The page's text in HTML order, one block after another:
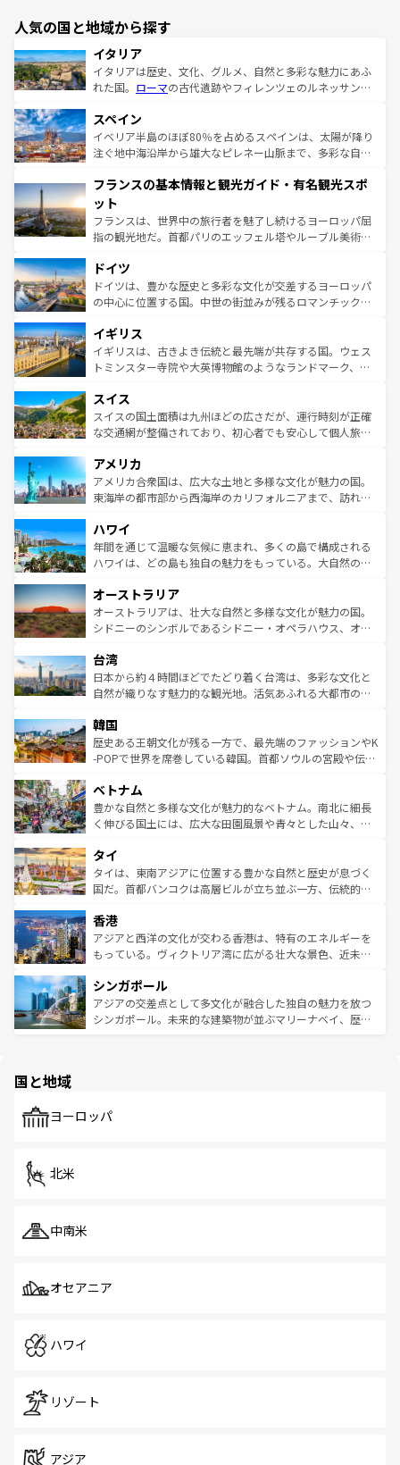
人気の国と地域から探す
イタリア
イタリアは歴史、文化、グルメ、自然と多彩な魅力にあふ
れた国。 ローマの古代遺跡やフィレンツェのルネッサンス
ろん、トスカーナの美しい田園風景やアマルフィ海岸の絶
景など、自然景観も見逃せない。観光の合間には、本場の
ピザやパスタなど、絶品のイタリア料理を堪能することも
ませてくれるイタリアで、忘れられない旅をしてみよう！
なお、新着のイタリア情報は
しい。
スペイン
イベリア半島のほぼ80％を占めるスペインは、太陽が降り
注ぐ地中海沿岸から雄大なピレネー山脈まで、多彩な自然
文化が根付くこの国では、情熱的なフラメンコ、熱気あふ
れる闘牛、そして美味しいタパスが生活の一部となってい
る。首都マドリードの洗練された雰囲気や、バルセロナの
アートに溢れた街角から、地方では古代ローマ遺跡や中世
せる。地方によって風土や気候が異なるスペインはその個
性で訪れる人を魅了する。 なお、新着のスペイン情報は コ
ンテンツ一覧を参照してほしい。
フランスの基本情報と観光ガイド・有名観光スポ
ット
フランスは、世界中の旅行者を魅了し続けるヨーロッパ屈
指の観光地だ。首都パリのエッフェル塔やルーブル美術館
で、幅広い魅力が詰まっている。華麗な宮殿、歴史的な大
聖堂、美しいビーチ、そして豊かな自然が、訪れる者を心
から魅了する。また、フランスは美食の国としても知ら
いる。シャンパンの発祥地であるランス、プロヴァンスの
香り高いラベンダー畑など、多彩な楽しみ方が可能だ。さ
らに、パリ以外の地域にも魅力が溢れており、どの街角に
れる地方に足を運ぶとそれぞれで全く異なる文化を体験で
きるだろう。 なお、新着のフランス情報はコンテンツ一覧
を参照してほしい。
ドイツ
ドイツは、豊かな歴史と多彩な文化が交差するヨーロッパ
の中心に位置する国。中世の街並みが残るロマンチック街
顔を持つこの国は、どこを歩いても飽きることがない。ベ
ルリンの文化的活気、バイエルン州のアルプスの絶景、そ
してライン川沿いのワイン畑といった風景は必見。ビール
は、お酒好きな人にはぜひ体験してほしい。 なお、新着の
ドイツ情報はコンテンツ一覧を参照してほしい。
イギリス
イギリスは、古きよき伝統と最先端が共存する国。ウェス
トミンスター寺院や大英博物館のようなランドマーク、歴
リアごとに異なる魅力がある。また、優雅なアフタヌーン
ティー、ビール好きにはたまらない英国パブ、サッカー観
戦など、本場だからこそできる体験も豊富。イギリスを旅
ンツ一覧を参照してほしい。
スイス
スイスの国土面積は九州ほどの広さだが、運行時刻が正確
な交通網が整備されており、初心者でも安心して個人旅行
の建物がそのまま残る町や、スイスならではのユニークな
博物館もあり、アルプス観光だけでなく町歩きも満喫する
ことができる。国民の所得が高いため物価も高いが、旅行
ば市内交通費無料で観光を楽しむこともできる。 なお、新
着のスイス情報はコンテンツ一覧 を参照してほしい。
アメリカ
アメリカ合衆国は、広大な土地と多様な文化が魅力の国。
東海岸の都市部から西海岸のカリフォルニアまで、訪れる
のような巨大都市は、観光、ショッピング、エンターテイ
ンメントが詰まった刺激的なスポットだ。一方、アメリカ
西部には大自然が広がり、グランドキャニオンやイエロー
部のニューオーリンズでは、音楽と美食が融合した独特の
文化が魅力。旅行者はアメリカの各地域で異なる魅力を楽
しみながら、その多様性と豊かな歴史を感じることができ
ならではの贅沢な旅のスタイルだ。 なお、新着のアメリカ
情報はコンテンツ一覧を参照してほしい。
ハワイ
年間を通じて温暖な気候に恵まれ、多くの島で構成される
ハワイは、どの島も独自の魅力をもっている。大自然の神
ワイ島は見逃せない。また、定番の観光地といえばオアフ
島だが、静かな自然を求めるならマウイ島やカウアイ島が
おすすめ。エメラルドグリーンに輝く海をはじめ、豊かな
れるおもてなしの心で訪れる人々を迎えてくれるハワイの
人々、おいしいローカルフードやハワイアンミュージッ
ク、伝統的なフラダンスなど、すべてがハワイの魅力を彩
ワイを、存分に味わってほしい。 なお、新着のハワイ情報
はコンテンツ一覧を参照してほしい。
オーストラリア
オーストラリアは、壮大な自然と多様な文化が魅力の国。
シドニーのシンボルであるシドニー・オペラハウス、オー
リアリーフや大陸中央部にそびえるウルル（エアーズロッ
ク）、タスマニアの美しい原生林やケアンズの熱帯雨林な
ど、見どころがたくさん。また、カフェやワイン、オージ
いる。アクティビティも充実しており、サーフィンやダイ
ビング、ハイキングなど、アウトドア好きにはたまらな
い。オーストラリアの多彩な魅力を存分に味わいつくそ
参照してほしい。
台湾
日本から約４時間ほどでたどり着く台湾は、多彩な文化と
自然が織りなす魅力的な観光地。活気あふれる大都市の台
ン）、静ひつな山岳地帯である台湾東部など、都市の喧騒
と山間の静けさが共存しており、訪れる人に新しい発見と
驚きをもたらしてくれる。また、奥深い台湾の食文化も魅
容にもいいと評判のスイーツなど、バラエティ豊かな料理
が味わえる。 なお、新着の台湾情報は コンテンツ一覧を参
照してほしい。
韓国
歴史ある王朝文化が残る一方で、最先端のファッションやK
-POPで世界を席巻している韓国。首都ソウルの宮殿や伝統
き、地方に足を延ばせば四季折々の自然美を楽しむことが
できる。そして、キムチや焼肉、絶品のストリートフード
まで、さまざまな韓国料理が待っている。夜には、韓国な
リティに包まれながら、韓国の多彩な魅力を心ゆくまで味
わってみてほしい。 なお、新着の韓国情報はコンテンツ一
覧を参照してほしい。
ベトナム
豊かな自然と多様な文化が魅力的なベトナム。南北に細長
く伸びる国土には、広大な田園風景や青々とした山々、世
急速な発展と共に伝統が息づく。ハノイの古い町並みやホ
ーチミン市のフランス統治時代の建物も、独特の雰囲気を
醸し出している。また、バラエティの豊かさとおいしさで
とつ。フォーやバインミー、ベトナムコーヒーなどは、ぜ
ひ現地で味わいたい。どの地域を訪れてもあたたかい人々
が旅行者を迎えてくれるので、きっと忘れられない旅にな
参照してほしい。
タイ
タイは、東南アジアに位置する豊かな自然と歴史が息づく
国だ。首都バンコクは高層ビルが立ち並ぶ一方、伝統的な
の活気が交差している。北部ではチェンマイなどの山岳地
帯で自然と触れ合い、南部ではプーケットやクラビの美し
いビーチでリゾート気分を楽しむことができる。タイ料理
激する。気候は一年中温暖で、どの季節にも異なる楽しみ
が待っている。親しみやすいタイの人々、仏教を中心とし
た文化、そして多様な観光資源が、訪れる旅人を魅了し続
香港
アジアと西洋の文化が交わる香港は、特有のエネルギーを
もっている。ヴィクトリア湾に広がる壮大な景色、近未来
み、どこを訪れても感動するはず。観光スポットが密集し
ており、効率よく見どころを回れるのも魅力。息をのむよ
うな絶景から文化的な体験まで、香港を存分に楽しみ尽く
シンガポール
アジアの交差点として多文化が融合した独自の魅力を放つ
シンガポール。未来的な建築物が並ぶマリーナベイ、歴史
で、ホーカーズは地元の風情を楽しめる外せないスポット
国と地域
ヨーロッパ
北米
中南米
オセアニア
ハワイ
リゾート
アジア